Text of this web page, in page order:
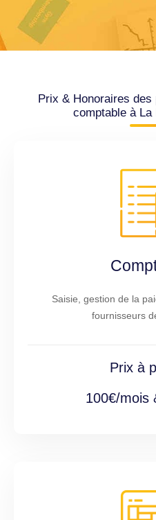
Prix & Honoraires
comptable à La
Saisie, gestion de la
fournisseurs
Prix à
100€/mois